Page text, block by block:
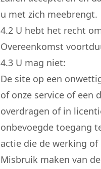
u met zich meebrengt.
4.2 U hebt het recht
Overeenkomst
4.3 U mag niet:
De site op een
of onze service of een
overdragen of in
onbevoegde toegang
actie die de werking
Misbruik maken van